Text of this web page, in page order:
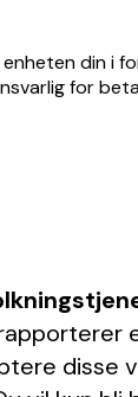
din i
for